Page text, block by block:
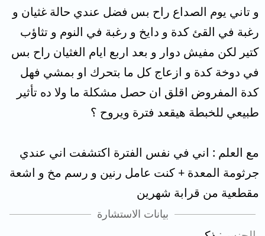
و تاني يوم الصداع راح بس فضل عندي حالة غثيان و
رغبة في القئ كدة و دايخ و رغبة في النوم و تثاؤب
كتير لكن مفيش دوار و بعد اربع ايام الغثيان راح بس
في دوخة كدة و ازعاج كل ما بتحرك او بمشي فهل
كدة المفروض اقلق ان حصل مشكلة ما ولا ده تأثير
طبيعي للخبطة هيقعد فترة ويروح ؟
مع العلم : اني في نفس الفترة اكتشفت اني عندي
جرثومة المعدة + كنت عامل رنين و رسم مخ و اشعة
مقطعية من قرابة شهرين
بيانات الاستشارة